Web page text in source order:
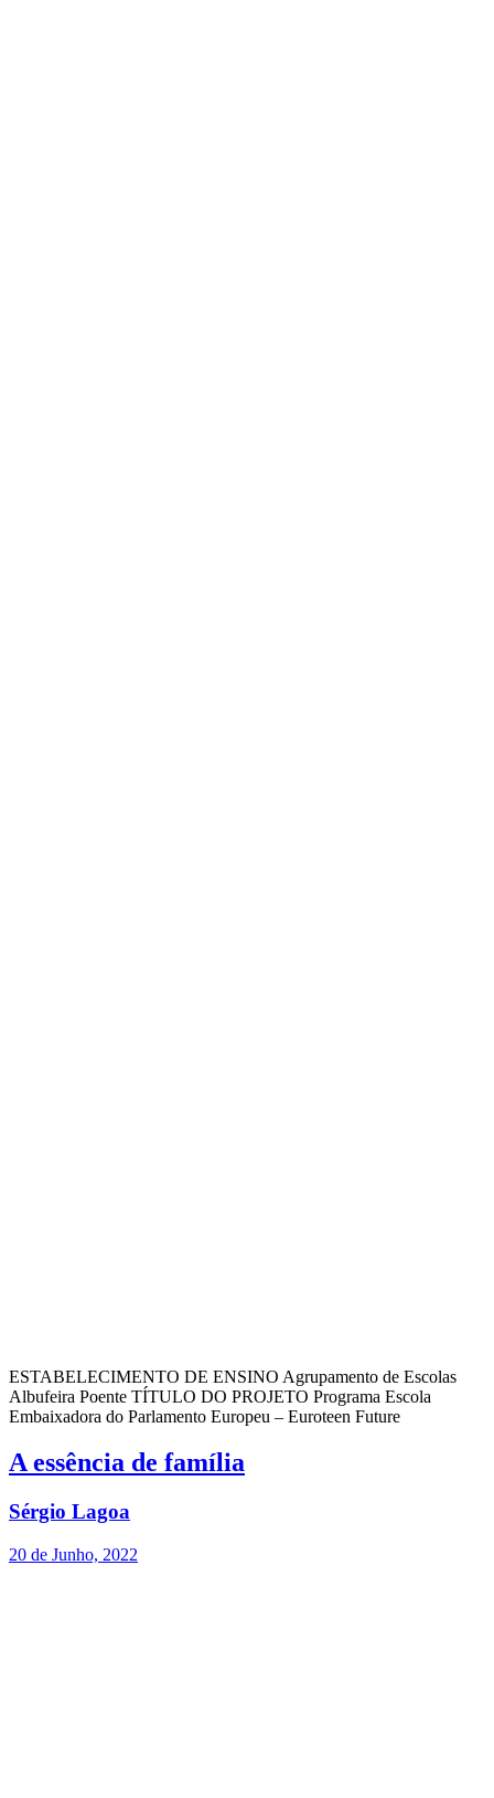
ESTABELECIMENTO DE ENSINO Agrupamento de Escolas
Albufeira Poente TÍTULO DO PROJETO Programa Escola
Embaixadora do Parlamento Europeu – Euroteen Future
A essência de família
Sérgio Lagoa
20 de Junho, 2022